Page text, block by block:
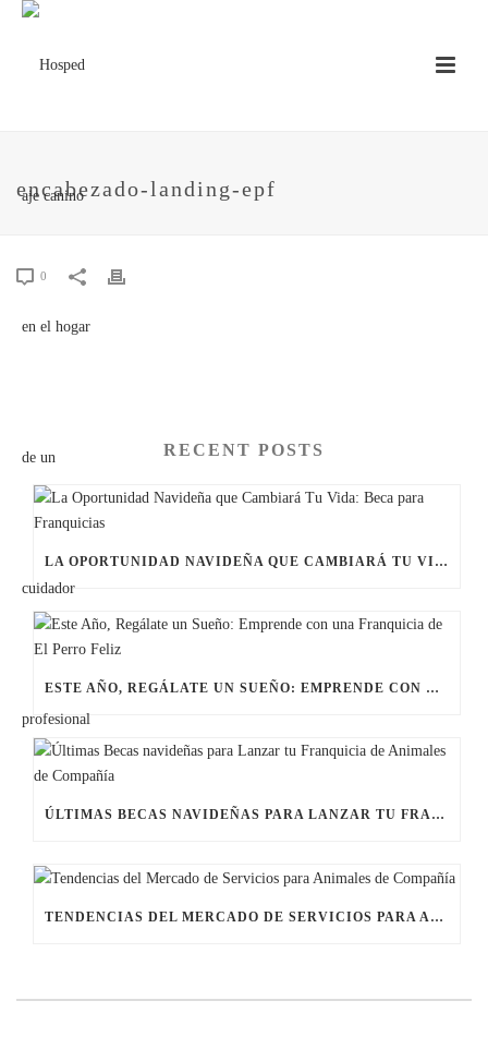
encabezado-landing-epf
0
RECENT POSTS
LA OPORTUNIDAD NAVIDEÑA QUE CAMBIARÁ TU VIDA: BECA PARA FRANQUICIAS
ESTE AÑO, REGÁLATE UN SUEÑO: EMPRENDE CON UNA FRANQUICIA DE EL PERRO FELIZ
ÚLTIMAS BECAS NAVIDEÑAS PARA LANZAR TU FRANQUICIA DE ANIMALES DE COMPAÑÍA
TENDENCIAS DEL MERCADO DE SERVICIOS PARA ANIMALES DE COMPAÑÍA